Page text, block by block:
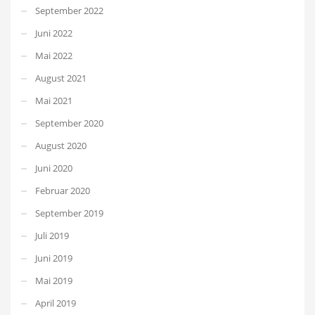
September 2022
Juni 2022
Mai 2022
August 2021
Mai 2021
September 2020
August 2020
Juni 2020
Februar 2020
September 2019
Juli 2019
Juni 2019
Mai 2019
April 2019